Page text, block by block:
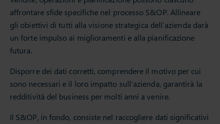
affrontare sfide specifiche nel processo S&OP. Allineare
gli obiettivi di tutti alla visione strategica dell’azienda darà
un forte impulso ai miglioramenti e alla pianificazione
futura.
Disporre dei dati corretti, comprendere il motivo per cui
sono necessari e il loro impatto sull’azienda, garantirà la
redditività del business per molti anni a venire.
Il S&OP, in fondo, consiste nel raccogliere dati significativi